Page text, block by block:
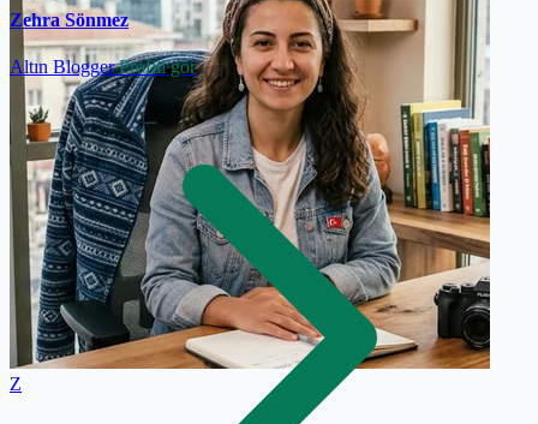
Z
Zehra Sönmez
Altın Blogger Profili gör